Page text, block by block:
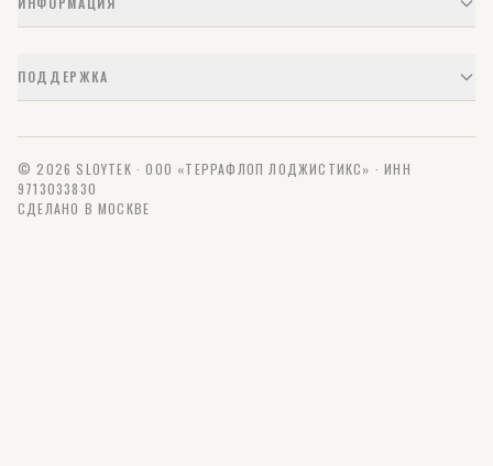
ПОДДЕРЖКА
© 2026 SLOYTEK · ООО «ТЕРРАФЛОП ЛОДЖИСТИКС» · ИНН
9713033830
СДЕЛАНО В МОСКВЕ